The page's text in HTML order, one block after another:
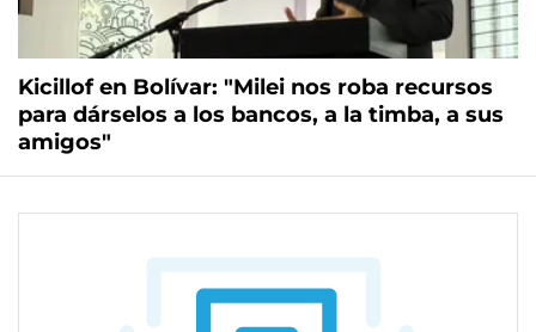
Kicillof en Bolívar: "Milei nos roba recursos
para dárselos a los bancos, a la timba, a sus
amigos"